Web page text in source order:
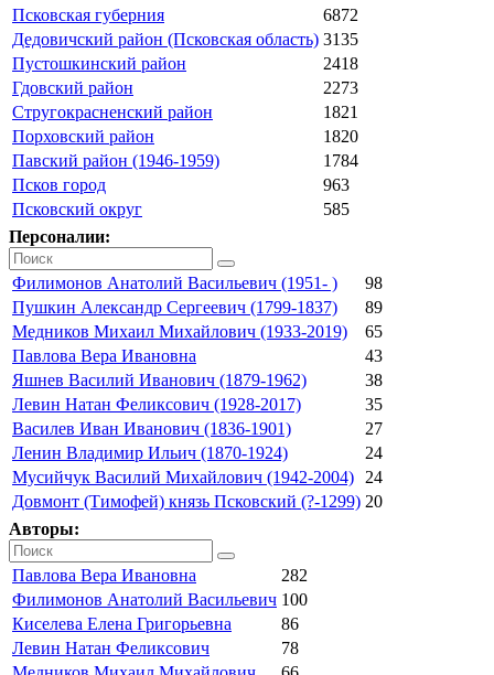
Псковская губерния
6872
Дедовичский район (Псковская область) 3135
Пустошкинский район
2418
Гдовский район
2273
Стругокрасненский район
1821
Порховский район
1820
Павский район (1946-1959)
1784
Псков город
963
Псковский округ
585
Персоналии:
Филимонов Анатолий Васильевич (1951- )
98
Пушкин Александр Сергеевич (1799-1837)
89
Медников Михаил Михайлович (1933-2019)
65
Павлова Вера Ивановна
43
Яшнев Василий Иванович (1879-1962)
38
Левин Натан Феликсович (1928-2017)
35
Василев Иван Иванович (1836-1901)
27
Ленин Владимир Ильич (1870-1924)
24
Мусийчук Василий Михайлович (1942-2004)
24
Довмонт (Тимофей) князь Псковский (?-1299) 20
Авторы:
Павлова Вера Ивановна
282
Филимонов Анатолий Васильевич 100
Киселева Елена Григорьевна
86
Левин Натан Феликсович
78